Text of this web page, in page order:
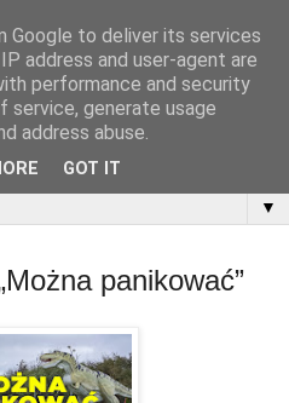
▼
panikować”
Google to deliver its services
address and user-agent are
performance and security
generate usage
address abuse.
GOT IT